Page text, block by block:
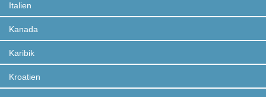
Italien
Kanada
Karibik
Kroatien